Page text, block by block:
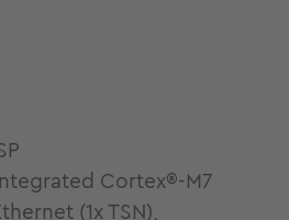
Cortex®-M7
(1x TSN),